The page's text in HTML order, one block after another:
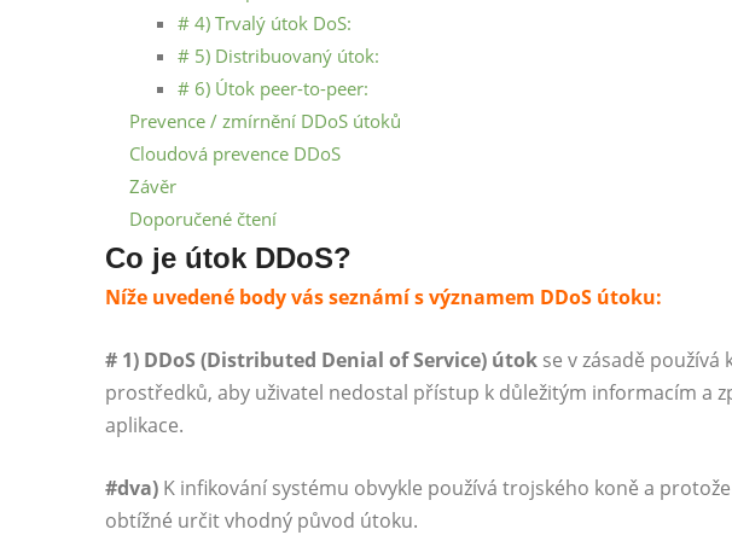
# 4) Trvalý útok DoS:
# 5) Distribuovaný útok:
# 6) Útok peer-to-peer:
Prevence / zmírnění DDoS útoků
Cloudová prevence DDoS
Závěr
Doporučené čtení
Co je útok DDoS?
Níže uvedené body vás seznámí s významem DDoS útoku:
# 1) DDoS (Distributed Denial of Service) útok se v zásadě používá
prostředků, aby uživatel nedostal přístup k důležitým informacím a
aplikace.
#dva) K infikování systému obvykle používá trojského koně a
obtížné určit vhodný původ útoku.